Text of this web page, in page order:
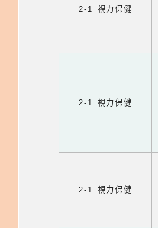
2-1 視力保健
2-1 視力保健
2-1 視力保健